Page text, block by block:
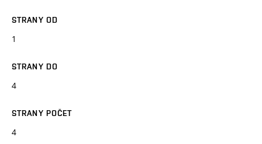
STRANY OD
1
STRANY DO
4
STRANY POČET
4